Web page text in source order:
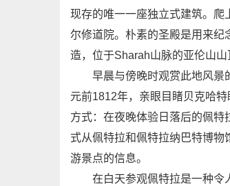
现存的唯一一座独立式建筑。爬
尔修道院。朴素的圣殿是用来纪
造，位于Sharah山脉的亚伦山山
早晨与傍晚时观赏此地风景的
元前1812年，亲眼目睹贝克哈
方式：在夜晚体验日落后的佩
式从佩特拉和佩特拉纳巴特博物
游景点的信息。
在白天参观佩特拉是一种令人